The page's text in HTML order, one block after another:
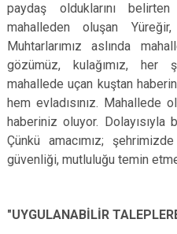
paydaş olduklarını
mahalleden oluşan
Muhtarlarımız aslında
gözümüz, kulağımız,
mahallede uçan kuştan
hem evladısınız. Mahallede
haberiniz oluyor. Dolayısıyla
Çünkü amacımız;
güvenliği, mutluluğu temin
"UYGULANABİLİR